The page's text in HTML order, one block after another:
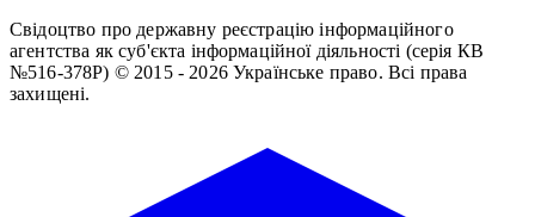
Свідоцтво про державну реєстрацію інформаційного
агентства як суб'єкта інформаційної діяльності (серія КВ
№516-378Р) © 2015 - 2026 Українське право. Всі права
захищені.